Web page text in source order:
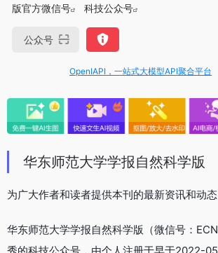
版官方微信号
科技公众号
公众号
OpenIAPI，一站式大模型API聚合平台
华东师范大学学报自然科学版
为广大作者和读者提供本刊的最新资讯和动态
华东师范大学学报自然科学版（微信号：